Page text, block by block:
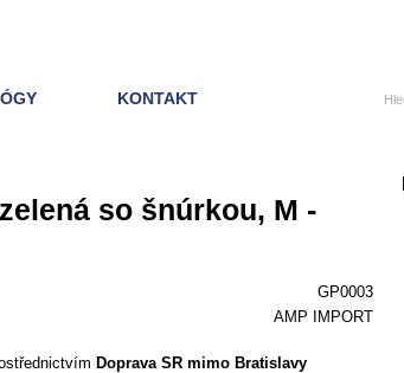
KONTAKT
so šnúrkou, M -
GP0003
AMP IMPORT
Doprava SR mimo Bratislavy